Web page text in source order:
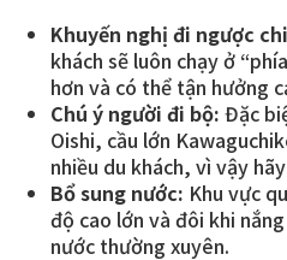
Khuyến nghị đi ngược
khách sẽ luôn chạy ở
hơn và có thể tận hưởng
Chú ý người đi bộ: Đặc
Oishi, cầu lớn
nhiều du khách, vì vậy
Bổ sung nước: Khu vực
độ cao lớn và đôi khi
nước thường xuyên.